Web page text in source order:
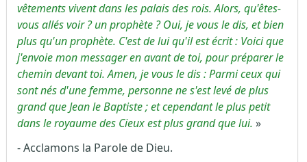
vêtements vivent dans les palais des rois. Alors, qu'êtes-
vous allés voir ? un prophète ? Oui, je vous le dis, et bien
plus qu'un prophète. C'est de lui qu'il est écrit : Voici que
j'envoie mon messager en avant de toi, pour préparer le
chemin devant toi.Amen, je vous le dis : Parmi ceux qui
sont nés d'une femme, personne ne s'est levé de plus
grand que Jean le Baptiste ; et cependant le plus petit
dans le royaume des Cieux est plus grand que lui. »
- Acclamons la Parole de Dieu.